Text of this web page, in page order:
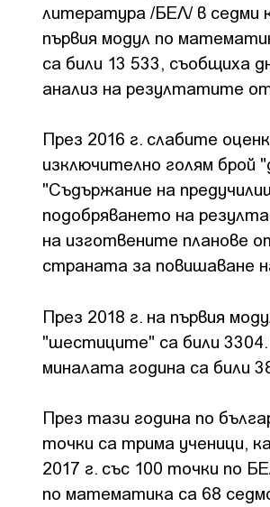
литература /БЕЛ/ в седми
първия модул по
са били 13 533, съобщиха
анализ на резултатите
През 2016 г. слабите
изключително голям брой
"Съдържание на
подобряването на
на изготвените планове
страната за повишаване
През 2018 г. на първия
"шестиците" са били
миналата година са били
През тази година по
точки са трима ученици,
2017 г. със 100 точки по
по математика са 68